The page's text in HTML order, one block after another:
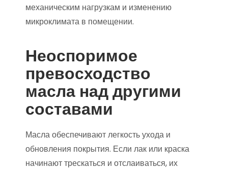
механическим нагрузкам и изменению
микроклимата в помещении.
Неоспоримое
превосходство
масла над другими
составами
Масла обеспечивают легкость ухода и
обновления покрытия. Если лак или краска
начинают трескаться и отслаиваться, их